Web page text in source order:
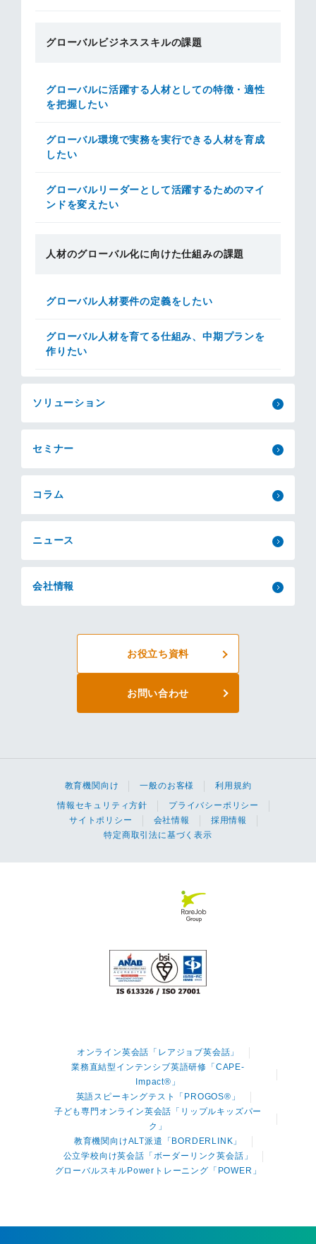
グローバルビジネススキルの課題
グローバルに活躍する人材としての特徴・適性
を把握したい
グローバル環境で実務を実行できる人材を育成
したい
グローバルリーダーとして活躍するためのマイ
ンドを変えたい
人材のグローバル化に向けた仕組みの課題
グローバル人材要件の定義をしたい
グローバル人材を育てる仕組み、中期プランを
作りたい
ソリューション
セミナー
コラム
ニュース
会社情報
お役立ち資料
お問い合わせ
教育機関向け 一般のお客様
利用規約
情報セキュリティ方針
プライバシーポリシー
サイトポリシー
会社情報
採用情報
特定商取引法に基づく表示
オンライン英会話「レアジョブ英会話」
業務直結型インテンシブ英語研修「CAPE-
Impact®」
英語スピーキングテスト「PROGOS®」
子ども専門オンライン英会話「リップルキッズパー
ク」
教育機関向けALT派遣「BORDERLINK」
公立学校向け英会話「ボーダーリンク英会話」
グローバルスキルPowerトレーニング「POWER」